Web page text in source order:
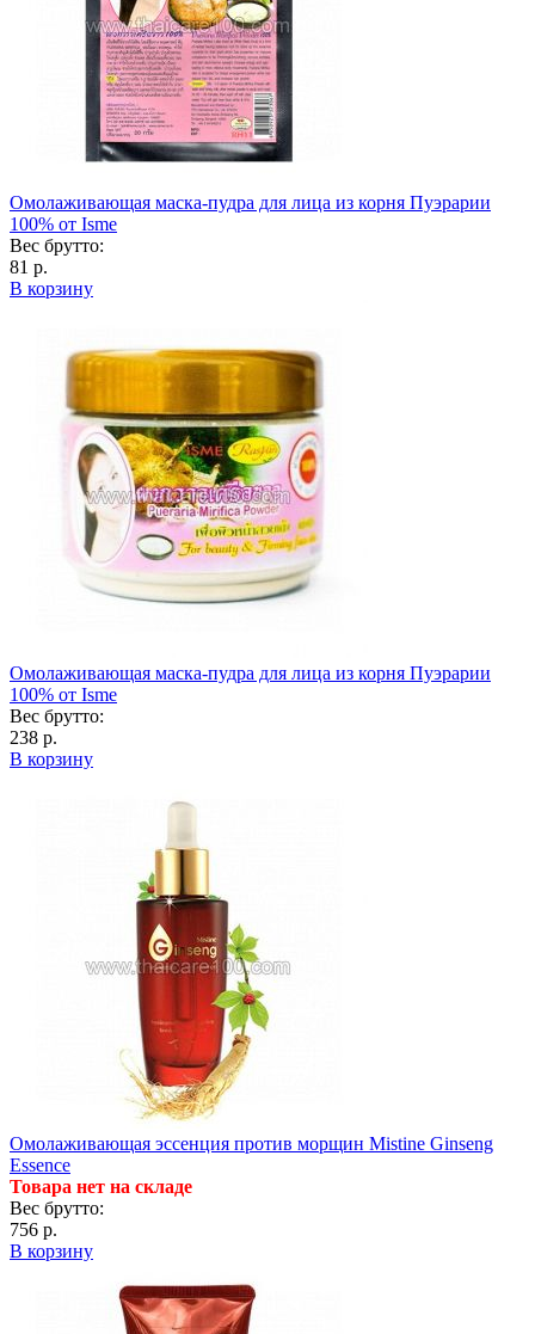
Омолаживающая маска-пудра для лица из корня Пуэрарии
100% от Isme
Вес брутто:
81 р.
В корзину
Омолаживающая маска-пудра для лица из корня Пуэрарии
100% от Isme
Вес брутто:
238 р.
В корзину
Омолаживающая эссенция против морщин Mistine Ginseng
Essence
Товара нет на складе
Вес брутто:
756 р.
В корзину